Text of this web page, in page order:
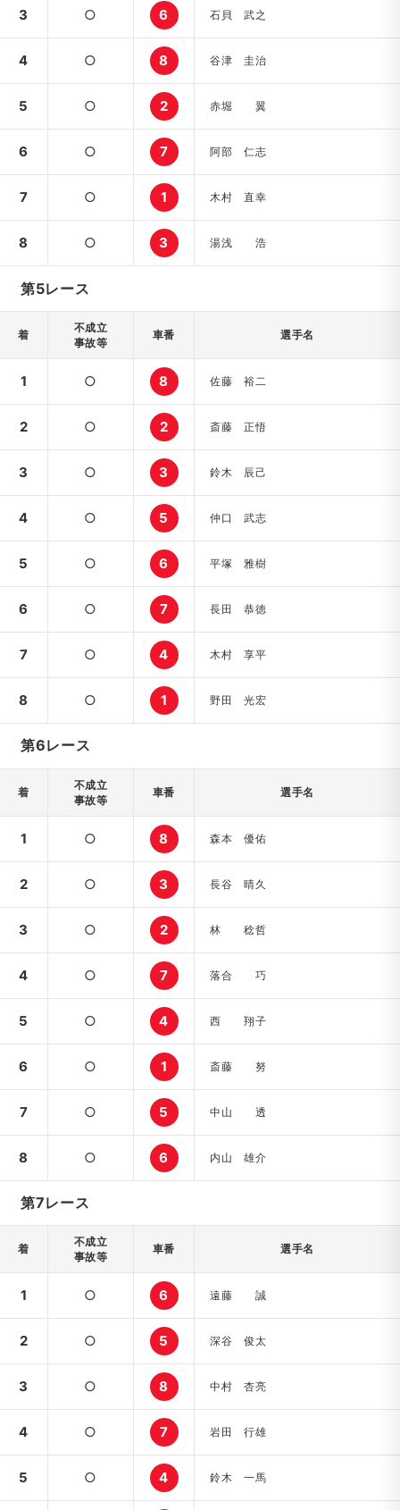
3 ○ 6 石貝 武之
4 ○ 8 谷津 圭治
5 ○ 2 赤堀 翼
6 ○ 7 阿部 仁志
7 ○ 1 木村 直幸
8 ○ 3 湯浅 浩
第5レース
着
不成立
事故等
車番 選手名
1 ○ 8 佐藤 裕二
2 ○ 2 斎藤 正悟
3 ○ 3 鈴木 辰己
4 ○ 5 仲口 武志
5 ○ 6 平塚 雅樹
6 ○ 7 長田 恭徳
7 ○ 4 木村 享平
8 ○ 1 野田 光宏
第6レース
着
不成立
事故等
車番 選手名
1 ○ 8 森本 優佑
2 ○ 3 長谷 晴久
3 ○ 2 林 稔哲
4 ○ 7 落合 巧
5 ○ 4 西 翔子
6 ○ 1 斎藤 努
7 ○ 5 中山 透
8 ○ 6 内山 雄介
第7レース
着
不成立
事故等
車番 選手名
1 ○ 6 遠藤 誠
2 ○ 5 深谷 俊太
3 ○ 8 中村 杏亮
4 ○ 7 岩田 行雄
5 ○ 4 鈴木 一馬